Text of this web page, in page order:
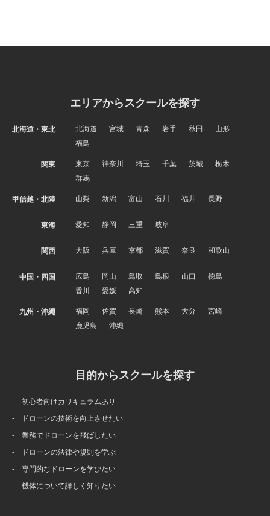
エリアからスクールを探す
北海道・東北 北海道 宮城 青森 岩手 秋田
山形
福島
関東 東京 神奈川 埼玉 千葉 茨城
栃木
群馬
甲信越・北陸 山梨 新潟 富山 石川 福井 長野
東海 愛知 静岡 三重 岐阜
関西 大阪 兵庫 京都 滋賀 奈良 和歌山
中国・四国 広島 岡山 鳥取 島根 山口
徳島
香川
愛媛 高知
九州・沖縄 福岡 佐賀 長崎 熊本 大分
宮崎
鹿児島
沖縄
目的からスクールを探す
- 初心者向けカリキュラムあり
- ドローンの技術を向上させたい
- 業務でドローンを飛ばしたい
- ドローンの法律や規則を学ぶ
- 専門的なドローンを学びたい
- 機体について詳しく知りたい